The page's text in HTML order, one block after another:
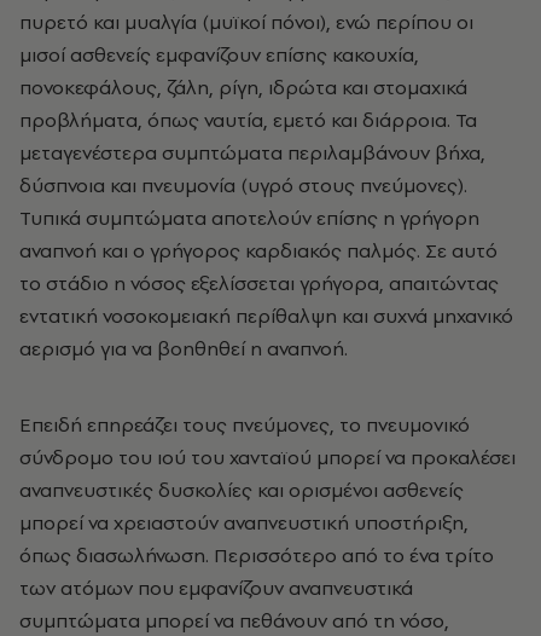
πυρετό και μυαλγία (μυϊκοί πόνοι), ενώ περίπου οι
μισοί ασθενείς εμφανίζουν επίσης κακουχία,
πονοκεφάλους, ζάλη, ρίγη, ιδρώτα και στομαχικά
προβλήματα, όπως ναυτία, εμετό και διάρροια. Τα
μεταγενέστερα συμπτώματα περιλαμβάνουν βήχα,
δύσπνοια και πνευμονία (υγρό στους πνεύμονες).
Τυπικά συμπτώματα αποτελούν επίσης η γρήγορη
αναπνοή και ο γρήγορος καρδιακός παλμός. Σε αυτό
το στάδιο η νόσος εξελίσσεται γρήγορα, απαιτώντας
εντατική νοσοκομειακή περίθαλψη και συχνά μηχανικό
αερισμό για να βοηθηθεί η αναπνοή.
Επειδή επηρεάζει τους πνεύμονες, το πνευμονικό
σύνδρομο του ιού του χανταϊού μπορεί να προκαλέσει
αναπνευστικές δυσκολίες και ορισμένοι ασθενείς
μπορεί να χρειαστούν αναπνευστική υποστήριξη,
όπως διασωλήνωση. Περισσότερο από το ένα τρίτο
των ατόμων που εμφανίζουν αναπνευστικά
συμπτώματα μπορεί να πεθάνουν από τη νόσο,